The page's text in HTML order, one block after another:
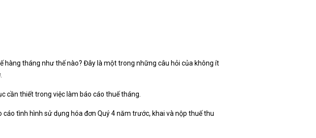
tháng như thế nào? Đây là một trong những câu hỏi của không ít
cần thiết trong việc làm báo cáo thuế tháng.
tình hình sử dụng hóa đơn Quý 4 năm trước, khai và nộp thuế thu